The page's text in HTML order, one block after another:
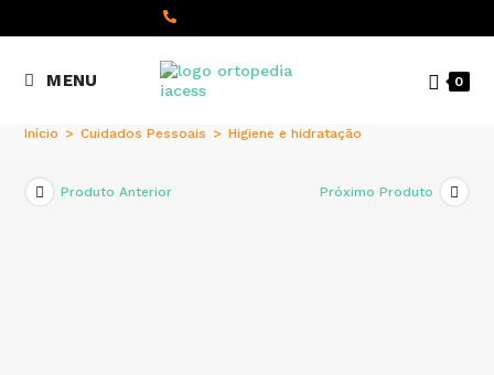
Chamada para a rede fixa
MENU 0
Início > Cuidados Pessoais > Higiene e hidratação
Produto Anterior Próximo Produto